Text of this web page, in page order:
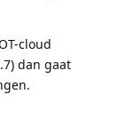
cloud
dan gaat